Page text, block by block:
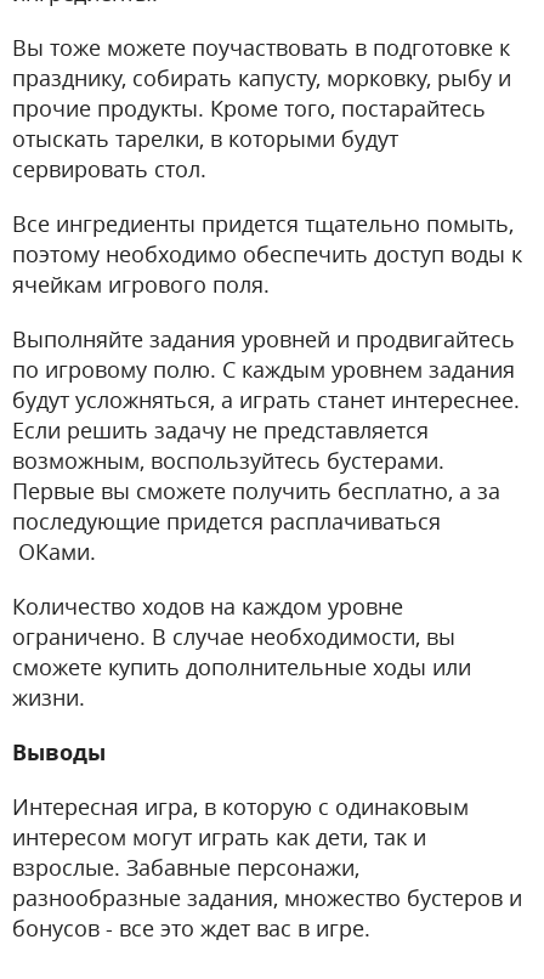
Вы тоже можете поучаствовать в подготовке к
празднику, собирать капусту, морковку, рыбу и
прочие продукты. Кроме того, постарайтесь
отыскать тарелки, в которыми будут
сервировать стол.
Все ингредиенты придется тщательно помыть,
поэтому необходимо обеспечить доступ воды к
ячейкам игрового поля.
Выполняйте задания уровней и продвигайтесь
по игровому полю. С каждым уровнем задания
будут усложняться, а играть станет интереснее.
Если решить задачу не представляется
возможным, воспользуйтесь бустерами.
Первые вы сможете получить бесплатно, а за
последующие придется расплачиваться
ОКами.
Количество ходов на каждом уровне
ограничено. В случае необходимости, вы
сможете купить дополнительные ходы или
жизни.
Выводы
Интересная игра, в которую с одинаковым
интересом могут играть как дети, так и
взрослые. Забавные персонажи,
разнообразные задания, множество бустеров и
бонусов - все это ждет вас в игре.